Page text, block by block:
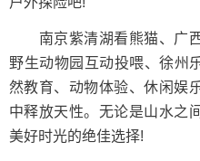
南京紫清湖看熊猫、广西
野生动物园互动投喂、徐
然教育、动物体验、休闲娱
中释放天性。无论是山水之
美好时光的绝佳选择!